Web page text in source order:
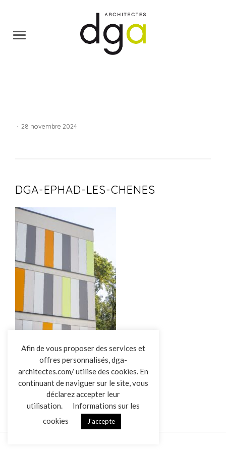
L’AGENCE
RÉALISATIONS
ACTUALITÉS
CONTACT
· 28 novembre 2024
DGA-EPHAD-LES-CHENES
DGA-Ephad-Les-Chenes
Afin de vous proposer des services et
offres personnalisés, dga-
architectes.com/ utilise des cookies. En
continuant de naviguer sur le site, vous
déclarez accepter leur
utilisation.
Informations sur les
cookies
J'accepte